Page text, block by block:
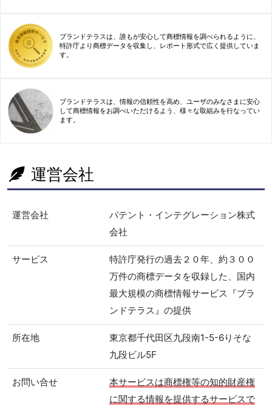
ブランドテラスは、誰もが安心して商標情報を調べられるように、
特許庁より商標データを収集し、レポート形式で広く提供していま
す。
ブランドテラスは、情報の信頼性を高め、ユーザのみなさまに安心
して商標情報をお調べいただけるよう、様々な取組みを行なってい
ます。
運営会社
運営会社
パテント・インテグレーション株式
会社
サービス
特許庁発行の過去２０年、約３００
万件の商標データを収録した、国内
最大規模の商標情報サービス『ブラ
ンドテラス』の提供
所在地
東京都千代田区九段南1-5-6りそな
九段ビル5F
お問い合せ
本サービスは商標権等の知的財産権
に関する情報を提供するサービスで